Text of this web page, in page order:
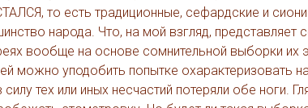
то есть традиционные, сефардские и
народа. Что, на мой взгляд,
вообще на основе сомнительной выборки их
можно уподобить попытке охарактеризовать
тех или иных несчастий потеряли обе ноги.